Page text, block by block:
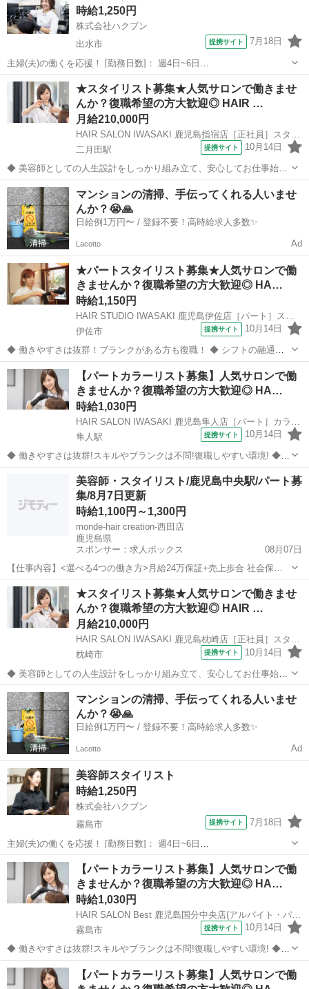
容師としての人生設計をしっ...
時給1,250円
株式会社ハクブン
出水市
提携サイト 7月18日
主婦(夫)の働くを応援！ [勤務日数]： 週4日~6日
09:30~12:30/10:30~14:30/13:00~16:00/15:00~18:00/09:30~18:00 月/
火/水/木/金/土/日 などから選べます ...
鹿児島 出水市 美容師
★スタイリスト募集★人気サロンで働きませ
んか？復職希望の方大歓迎◎ HAIR …
月給210,000円
二月田駅
提携サイト 10月14日
◆ 美容師としての人生設計をしっかり組み立て、安心してお仕事始め
ませんか？ ◆ 美容師として定年の75歳まで安心して働ける環境を整
え、技術だけではなく、マネジメント業務なども幅広く学べます。 美
容師としての人生設計をしっ...
鹿児島 指宿市 美容師
マンションの清掃、手伝ってくれる人いませ
んか？😭🙏
日給例1万円〜 / 登録不要！高時給求人多数✨
Lacotto Ad
★パートスタイリスト募集★人気サロンで働
きませんか？復職希望の方大歓迎◎ HA…
時給1,150円
伊佐市
提携サイト 10月14日
◆ 働きやすさは抜群！ブランクがある方も復職！ ◆ シフトの融通が
利くため、自分のライフスタイルに合わせて働けます◎ブランクのあ
る方も分かりやすいレッスンで技術に自身をつけてから安心してデビ
ューできます 働きやすさは抜群...
鹿児島 伊佐市 美容師
【パートカラーリスト募集】人気サロンで働
きませんか？復職希望の方大歓迎◎ HA…
時給1,030円
隼人駅
提携サイト 10月14日
◆ 働きやすさは抜群!スキルやブランクは不問!復職しやすい環境! ◆
自分のライフスタイルに合わせて働けます。 ブランクのある方も、分
かりやすいレッスンで技術に自信をつけてから安心してデビューでき
ますよ。 働きやすさは抜...
霧島市 隼人駅 美容師
美容師・スタイリスト/鹿児島中央駅/パート募
集/8月7日更新
時給1,100円～1,300円
monde-hair creation-西田店
鹿児島県
スポンサー：求人ボックス
08月07日
【仕事内容】<選べる4つの働き方>月給24万保証+売上歩合 社会保険
完備+完全週休2日制 <募集職種> 美容師 <仕事内容> 理容師・美容
師・Wライセンス在籍サロン 雑誌撮影,ヘアショー,着付け,ヘッドスパ,
ヘアセット,シェービン...
アルバイト・パート
★スタイリスト募集★人気サロンで働きませ
んか？復職希望の方大歓迎◎ HAIR …
月給210,000円
HAIR SALON IWASAKI 鹿児島枕崎店［正社員］スタイリスト(株式会社ハクブン)
枕崎市
提携サイト 10月14日
◆ 美容師としての人生設計をしっかり組み立て、安心してお仕事始め
ませんか？ ◆ 美容師として定年の75歳まで安心して働ける環境を整
え、技術だけではなく、マネジメント業務なども幅広く学べます。 美
容師としての人生設計をしっ...
鹿児島 枕崎市
マンションの清掃、手伝ってくれる人いませ
んか？😭🙏
日給例1万円〜 / 登録不要！高時給求人多数✨
Lacotto Ad
美容師スタイリスト
時給1,250円
株式会社ハクブン
霧島市
提携サイト 7月18日
主婦(夫)の働くを応援！ [勤務日数]： 週4日~6日
09:00~12:00/10:00~14:00/12:00~15:00/14:00~17:00/09:00~17:00 月/
火/水/木/金/土/日 などから選べます ...
鹿児島 霧島市 美容師
【パートカラーリスト募集】人気サロンで働
きませんか？復職希望の方大歓迎◎ HA…
時給1,030円
HAIR SALON Best 鹿児島国分中央店(アルバイト・パート)美容師カラーリスト(株式会社ハクブン)
霧島市
提携サイト 10月14日
◆ 働きやすさは抜群!スキルやブランクは不問!復職しやすい環境! ◆
自分のライフスタイルに合わせて働けます。 ブランクのある方も、分
かりやすいレッスンで技術に自信をつけてから安心してデビューでき
鹿児島 霧島市 美容師
【パートカラーリスト募集】人気サロンで働